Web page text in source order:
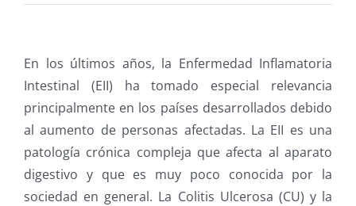
En los últimos años, la Enfermedad Inflamatoria
Intestinal (EII) ha tomado especial relevancia
principalmente en los países desarrollados debido
al aumento de personas afectadas. La EII es una
patología crónica compleja que afecta al aparato
digestivo y que es muy poco conocida por la
sociedad en general. La Colitis Ulcerosa (CU) y la